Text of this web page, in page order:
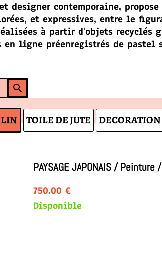
designer contemporaine,
et expressives, entre le
à partir d'objets recyclés
en ligne préenregistrés de pastel
search
LIN TOILE DE JUTE DECORATION
PAYSAGE JAPONAIS /
750.00 €
Disponible